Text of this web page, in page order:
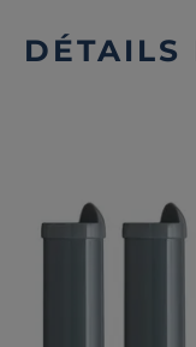
DÉTAILS